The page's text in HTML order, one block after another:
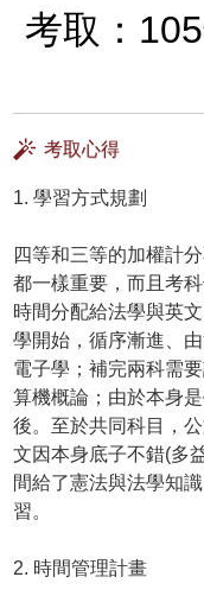
考取：
考取心得
1. 學習方式規劃
四等和三等的加權計
都一樣重要，而且考
時間分配給法學與英
學開始，循序漸進、
電子學；補完兩科需
算機概論；由於本身
後。至於共同科目，
文因本身底子不錯(多
間給了憲法與法學知
習。
2. 時間管理計畫